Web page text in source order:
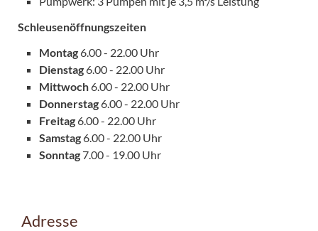
Schleusenöffnungszeiten
Montag 6.00 - 22.00 Uhr
Dienstag 6.00 - 22.00 Uhr
Mittwoch 6.00 - 22.00 Uhr
Donnerstag 6.00 - 22.00 Uhr
Freitag 6.00 - 22.00 Uhr
Samstag 6.00 - 22.00 Uhr
Sonntag 7.00 - 19.00 Uhr
Adresse